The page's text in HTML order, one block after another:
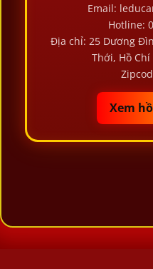
Email:
Hotline:
Địa chỉ: 25 Dương
Thới, Hồ
Xem